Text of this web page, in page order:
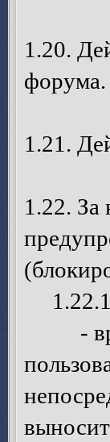
1.20.
форума.
1.21.
1.22. За
-